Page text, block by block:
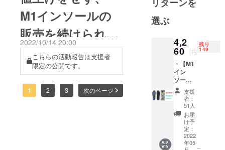
るよう、活動報告にて、ご
連絡をいたします。柔らか
め2の販売ページ
https://ginosvate.net/product
s/m1-2021-1cmなお、最新
の衝撃吸収素材が完成して
から3年以上経過しておりま
に協力をお願いし
ます
M1インソールの
販売を続けられる
よう、3分程度の
新商品開発のアン
ケートに協力をお
2022/10/14 20:00
こちらの活動報告は支援者
限定の公開です。
1 2 3 次のページ
ら商品開発
も行ってい
る会社で
す。イン
ソールのプ
ロ集団（15
年の経験）
と共同で製
品化した
MAGIC 1、
いくつかの
バッグのメ
リットを組
み合わせて
選ぶ
4,2
60 円
残り
149
・【M1
イン
ソール
2021 か
かとの
厚さが
0.6cm
】1足
セット
（全4サ
イズか
支援
者：
51人
お届
け予
定：
2022
年05